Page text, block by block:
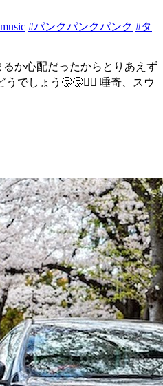
#パンクパンクパンク #タ
か心配だったからとりあえず
うでしょう🤔🤔🤷‍♂️ 唾奇、スウ